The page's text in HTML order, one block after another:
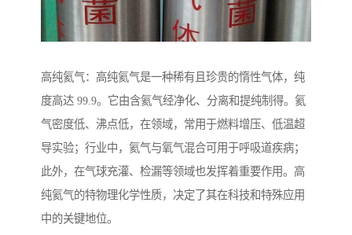
高纯氦气：高纯氦气是一种稀有且珍贵的惰性气体，纯
度高达 99.9。它由含氦气经净化、分离和提纯制得。氦
气密度低、沸点低，在领域，常用于燃料增压、低温超
导实验；行业中，氦气与氧气混合可用于呼吸道疾病；
此外，在气球充灌、检漏等领域也发挥着重要作用。高
纯氦气的特物理化学性质，决定了其在科技和特殊应用
中的关键地位。​